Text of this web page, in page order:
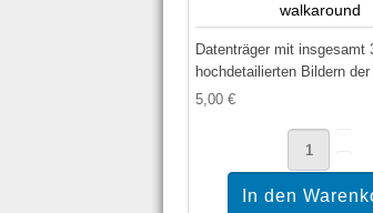
walkaround
Datenträger mit insgesamt
hochdetailierten Bildern
5,00 €